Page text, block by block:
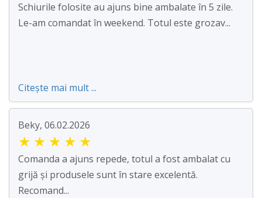
Schiurile folosite au ajuns bine ambalate în 5 zile.
Le-am comandat în weekend. Totul este grozav...
Citește mai mult ...
Beky, 06.02.2026
★ ★ ★ ★ ★
Comanda a ajuns repede, totul a fost ambalat cu
grijă și produsele sunt în stare excelentă.
Recomand...